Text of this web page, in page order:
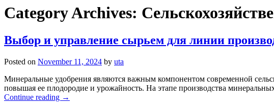
Category Archives:
Выбор и управление сырьем для линии
Posted on November 11, 2024 by uta
Минеральные удобрения являются важным компонентом современной
повышая ее плодородие и урожайность. На этапе производства
Continue reading →